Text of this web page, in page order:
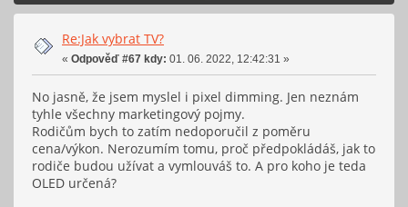
Re:Jak vybrat TV?
« Odpověď #67 kdy: 01. 06. 2022, 12:42:31 »
No jasně, že jsem myslel i pixel dimming. Jen neznám
tyhle všechny marketingový pojmy.
Rodičům bych to zatím nedoporučil z poměru
cena/výkon. Nerozumím tomu, proč předpokládáš, jak to
rodiče budou užívat a vymlouváš to. A pro koho je teda
OLED určená?